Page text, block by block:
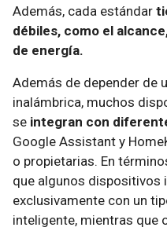
Además, cada estándar
débiles, como el
de energía.
Además de depender de
inalámbrica, muchos
se integran con
Google Assistant y
o propietarias. En
que algunos dispositivos
exclusivamente con un
inteligente, mientras que